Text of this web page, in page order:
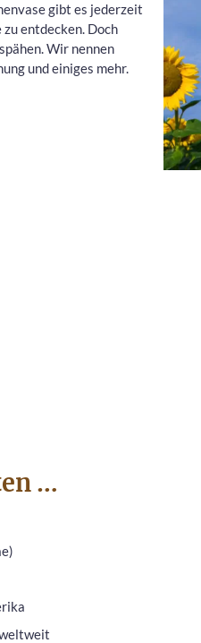
gibt es jederzeit
entdecken. Doch
Wir nennen
und einiges mehr.
…